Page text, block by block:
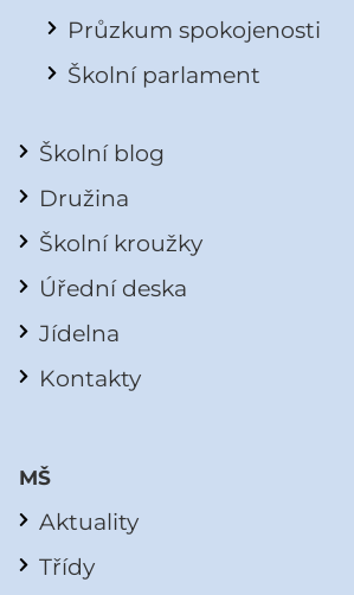
Průzkum spokojenosti
Školní parlament
Školní blog
Družina
Školní kroužky
Úřední deska
Jídelna
Kontakty
MŠ
Aktuality
Třídy